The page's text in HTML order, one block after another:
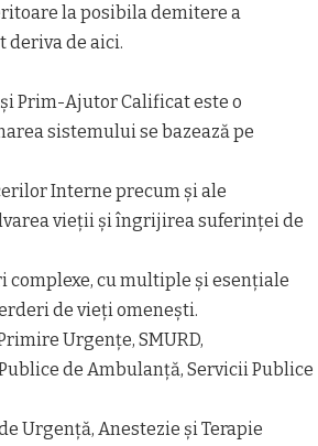
la posibila demitere a
deriva de aici.
Prim-Ajutor Calificat este o
sistemului se bazează pe
Interne precum și ale
vieții și îngrijirea suferinței de
cu multiple și esențiale
de vieți omenești.
Urgențe, SMURD,
de Ambulanță, Servicii Publice
Urgență, Anestezie și Terapie